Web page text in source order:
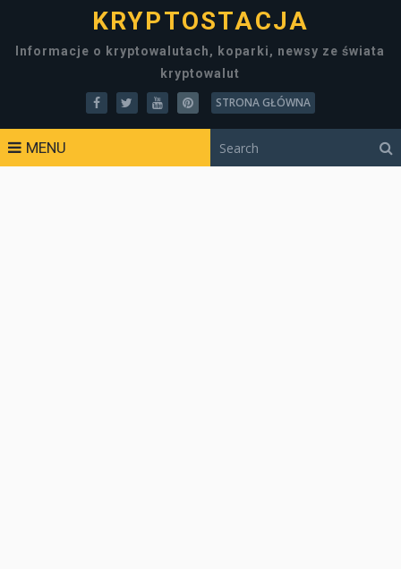
KRYPTOSTACJA
Informacje o kryptowalutach, koparki, newsy ze świata
kryptowalut
STRONA GŁÓWNA
MENU